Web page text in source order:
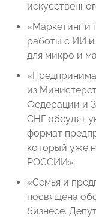
«Маркетинг и
работы с ИИ и
для микро и
из
Федерации и
СНГ обсудят
формат
который уже
РОССИИ»;
«Семья и
посвящена
бизнесе.